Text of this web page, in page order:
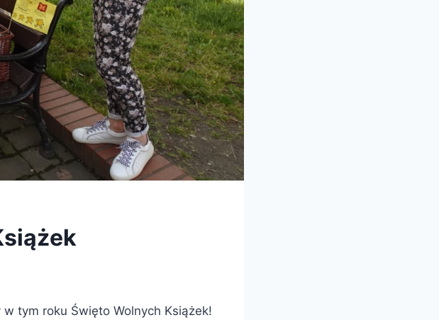
tym roku Święto Wolnych Książek!